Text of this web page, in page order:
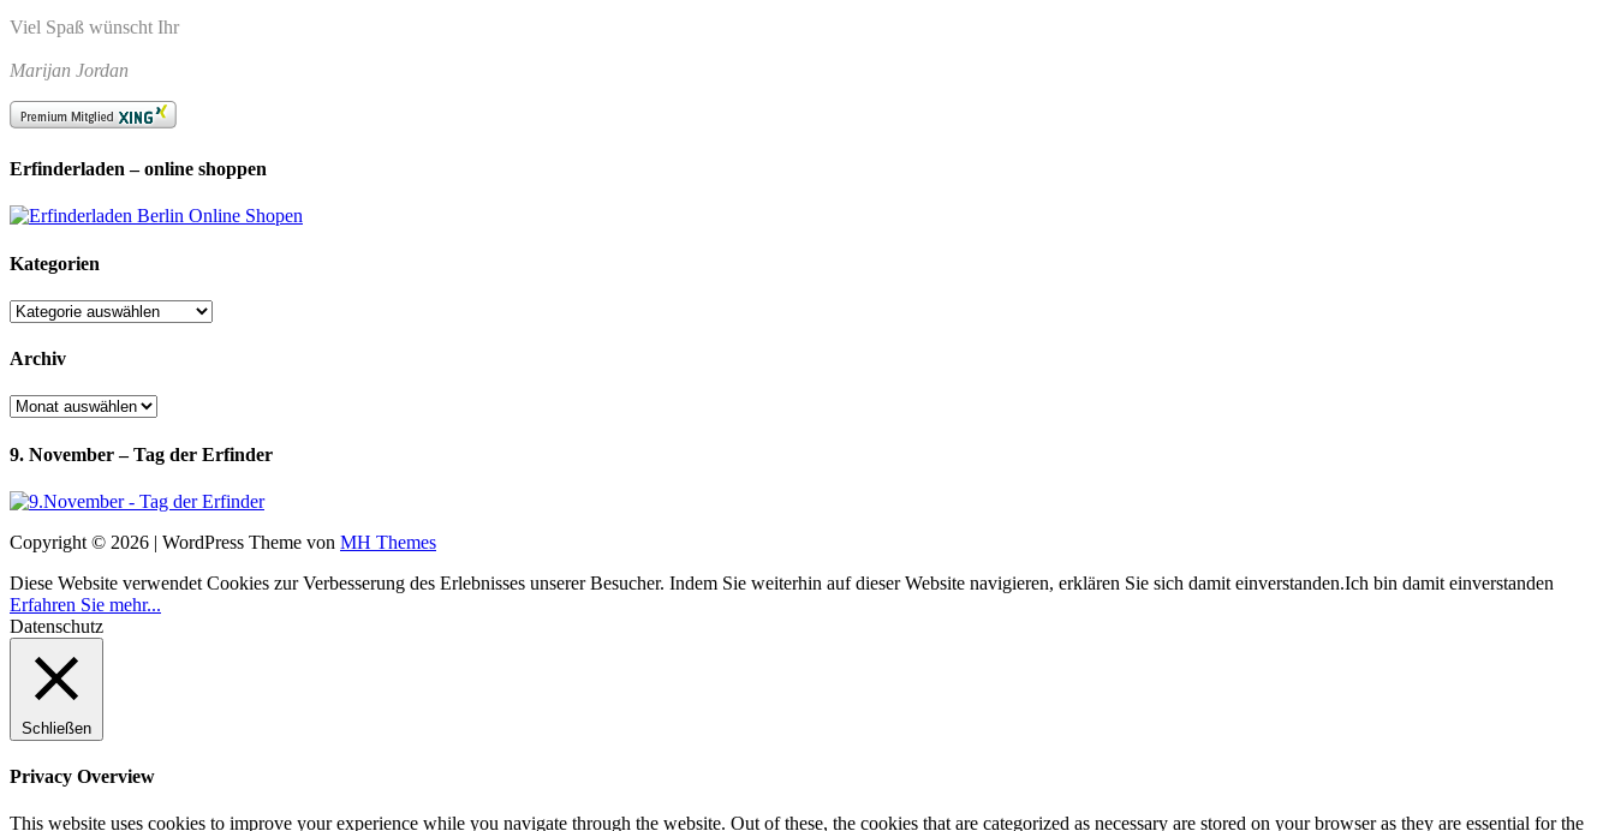
Viel Spaß wünscht Ihr
Marijan Jordan
Erfinderladen – online shoppen
Kategorien
Kategorien
Archiv
Archiv
9. November – Tag der Erfinder
Copyright © 2026 | WordPress Theme von MH Themes
Diese Website verwendet Cookies zur Verbesserung des Erlebnisses unserer Besucher. Indem Sie weiterhin auf dieser Website navigieren, erklären Sie sich damit einverstanden.Ich bin damit einverstanden
Erfahren Sie mehr...
Datenschutz
Schließen
Privacy Overview
This website uses cookies to improve your experience while you navigate through the website. Out of these, the cookies that are categorized as necessary are stored on your browser as they are essential for the